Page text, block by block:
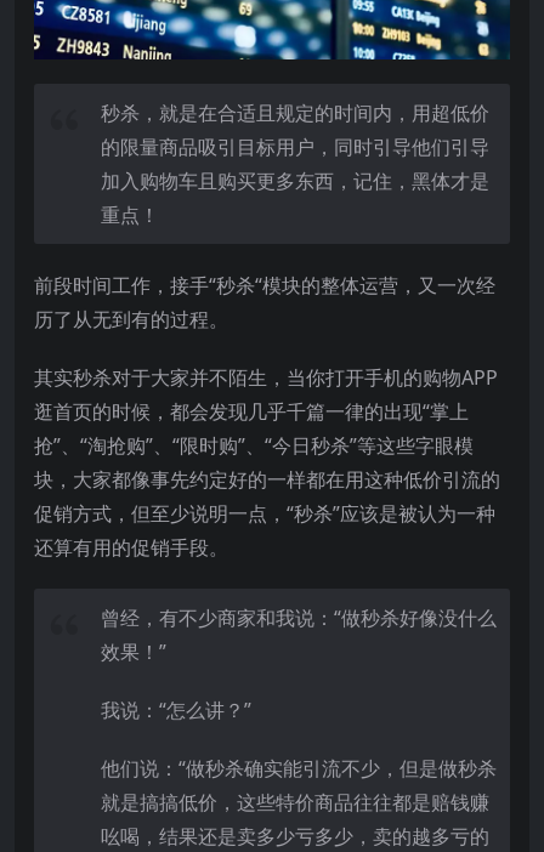
秒杀，就是在合适且规定的时间内，用超低价
的限量商品吸引目标用户，同时引导他们引导
加入购物车且购买更多东西，记住，黑体才是
重点！
前段时间工作，接手“秒杀“模块的整体运营，又一次经
历了从无到有的过程。
其实秒杀对于大家并不陌生，当你打开手机的购物APP
逛首页的时候，都会发现几乎千篇一律的出现“掌上
抢”、“淘抢购”、“限时购”、“今日秒杀”等这些字眼模
块，大家都像事先约定好的一样都在用这种低价引流的
促销方式，但至少说明一点，“秒杀”应该是被认为一种
还算有用的促销手段。
曾经，有不少商家和我说：“做秒杀好像没什么
效果！”
我说：“怎么讲？”
他们说：“做秒杀确实能引流不少，但是做秒杀
就是搞搞低价，这些特价商品往往都是赔钱赚
吆喝，结果还是卖多少亏多少，卖的越多亏的